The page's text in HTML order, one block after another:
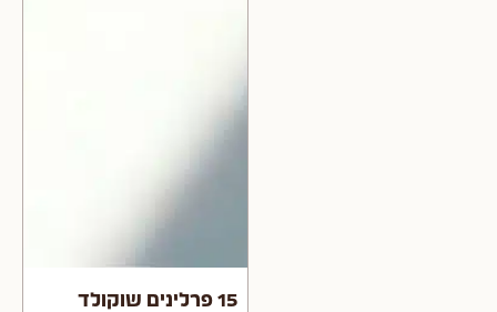
15 פרלינים שוקולד